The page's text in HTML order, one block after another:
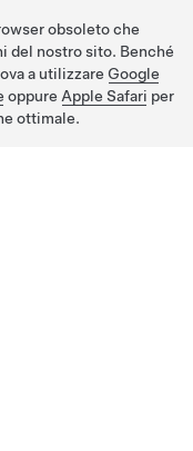
obsoleto che
del nostro sito. Benché
a utilizzare Google
oppure Apple Safari per
ottimale.